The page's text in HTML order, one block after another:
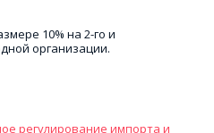
10% на 2-го и
организации.
регулирование импорта и